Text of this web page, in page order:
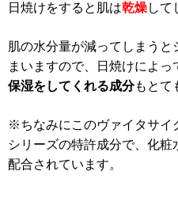
日焼けをすると肌は乾燥して
肌の水分量が減ってしまう
まいますので、日焼けによっ
保湿をしてくれる成分もとて
※ちなみにこのヴァイタサイ
シリーズの特許成分で、化
配合されています。